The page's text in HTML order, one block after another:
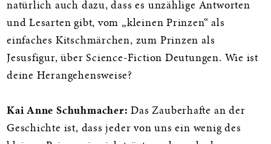
natürlich auch dazu, dass es unzählige Antworten
und Lesarten gibt, vom „kleinen Prinzen“ als
einfaches Kitschmärchen, zum Prinzen als
Jesusfigur, über Science-Fiction Deutungen. Wie ist
deine Herangehensweise?
Kai Anne Schuhmacher: Das Zauberhafte an der
Geschichte ist, dass jeder von uns ein wenig des